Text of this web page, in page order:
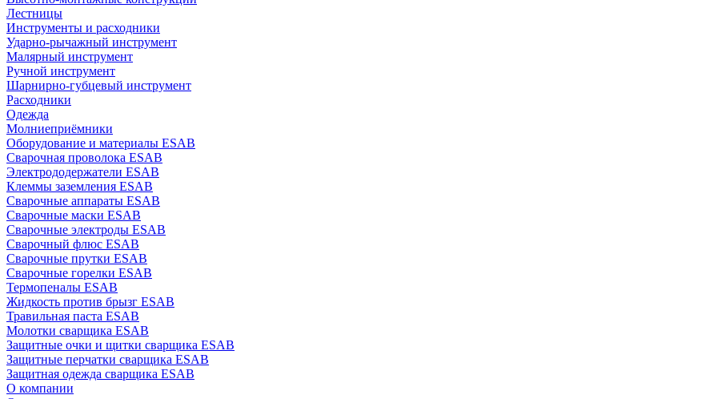
Лестницы
Инструменты и расходники
Ударно-рычажный инструмент
Малярный инструмент
Ручной инструмент
Шарнирно-губцевый инструмент
Расходники
Одежда
Молниеприёмники
Оборудование и материалы ESAB
Сварочная проволока ESAB
Электрододержатели ESAB
Клеммы заземления ESAB
Сварочные аппараты ESAB
Сварочные маски ESAB
Сварочные электроды ESAB
Сварочный флюс ESAB
Сварочные прутки ESAB
Сварочные горелки ESAB
Термопеналы ESAB
Жидкость против брызг ESAB
Травильная паста ESAB
Молотки сварщика ESAB
Защитные очки и щитки сварщика ESAB
Защитные перчатки сварщика ESAB
Защитная одежда сварщика ESAB
О компании